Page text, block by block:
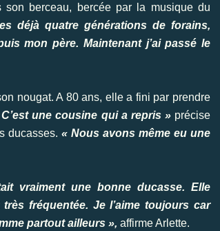
berceau, bercée par la musique du
déjà quatre générations de forains,
mon père. Maintenant j’ai passé le
nougat. A 80 ans, elle a fini par prendre
une cousine qui a repris »précise
ducasses.« Nous avons même eu une
vraiment une bonne ducasse. Elle
fréquentée. Je l’aime toujours car
partout ailleurs », affirme Arlette.